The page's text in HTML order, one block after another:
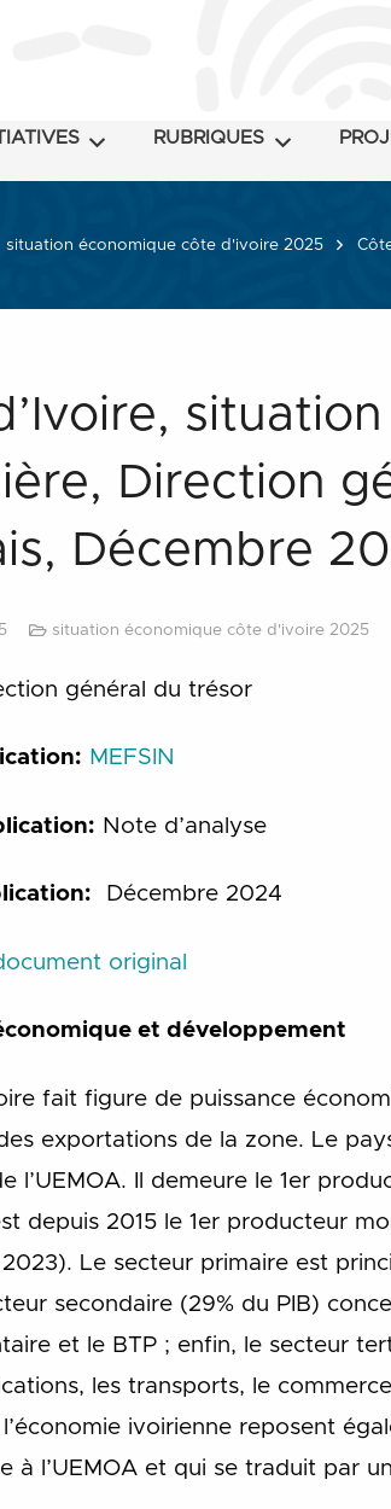
RUBRIQUES
situation économique côte d'ivoire 2025
Direction
Décembre
situation économique côte d'ivoire 2025
général du trésor
MEFSIN
Note d’analyse
Décembre 2024
original
et développement
fait figure de puissance
des exportations de la zone. Le
l’UEMOA. Il demeure le 1 er
depuis 2015 le 1 er producteur
Le secteur primaire est
secondaire (29% du PIB)
et le BTP ; enfin, le secteur
les transports, le
ivoirienne reposent
à l’UEMOA et qui se traduit par